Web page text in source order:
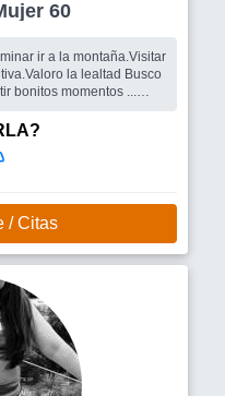
Mujer 60
ir a la montaña.Visitar
la lealtad Busco
bonitos momentos ...
/ Citas